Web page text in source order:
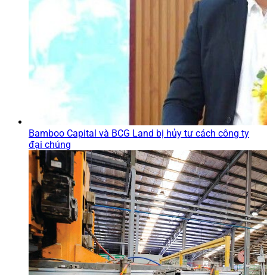
Bamboo Capital và BCG Land bị hủy tư cách công ty
đại chúng